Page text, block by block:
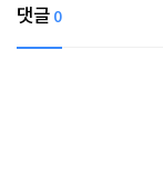
댓글 0